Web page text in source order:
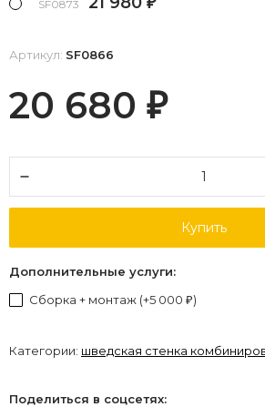
SF0873
Артикул: SF0866
20 680 ₽
Купить
Дополнительные услуги:
Сборка + монтаж (+5 000 ₽)
Категории: шведская стенка
Поделиться в соцсетях: